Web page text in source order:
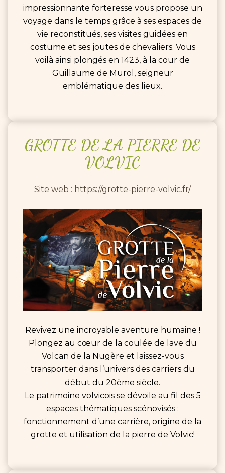
impressionnante forteresse vous propose un
voyage dans le temps grâce à ses espaces de
vie reconstitués, ses visites guidées en
costume et ses joutes de chevaliers. Vous
voilà ainsi plongés en 1423, à la cour de
Guillaume de Murol, seigneur
emblématique des lieux.
GROTTE DE LA PIERRE DE
VOLVIC
Site web : https://grotte-pierre-volvic.fr/
Revivez une incroyable aventure humaine !
Plongez au cœur de la coulée de lave du
Volcan de la Nugère et laissez-vous
transporter dans l’univers des carriers du
début du 20ème siècle.
Le patrimoine volvicois se dévoile au fil des 5
espaces thématiques scénovisés :
fonctionnement d’une carrière, origine de la
grotte et utilisation de la pierre de Volvic!